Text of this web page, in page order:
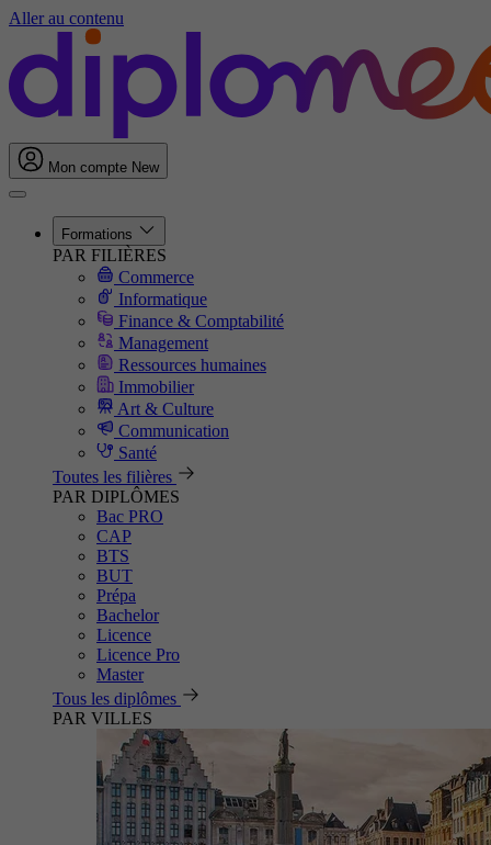
Aller au contenu
Mon compte New
Formations
PAR FILIÈRES
Commerce
Informatique
Finance & Comptabilité
Management
Ressources humaines
Immobilier
Art & Culture
Communication
Santé
Toutes les filières
PAR DIPLÔMES
Bac PRO
CAP
BTS
BUT
Prépa
Bachelor
Licence
Licence Pro
Master
Tous les diplômes
PAR VILLES